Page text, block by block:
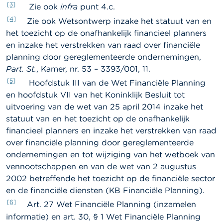
[3] Zie ook infra punt 4.c.
[4]
Zie ook Wetsontwerp inzake het statuut van en
het toezicht op de onafhankelijk financieel planners
en inzake het verstrekken van raad over financiële
planning door gereglementeerde ondernemingen,
Part. St., Kamer, nr. 53 – 3393/001, 11.
[5]
Hoofdstuk III van de Wet Financiële Planning
en hoofdstuk VII van het Koninklijk Besluit tot
uitvoering van de wet van 25 april 2014 inzake het
statuut van en het toezicht op de onafhankelijk
financieel planners en inzake het verstrekken van raad
over financiële planning door gereglementeerde
ondernemingen en tot wijziging van het wetboek van
vennootschappen en van de wet van 2 augustus
2002 betreffende het toezicht op de financiële sector
en de financiële diensten (KB Financiële Planning).
[6]
Art. 27 Wet Financiële Planning (inzamelen
informatie) en art. 30, § 1 Wet Financiële Planning